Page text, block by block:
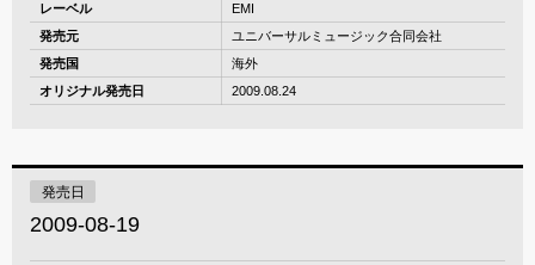
レーベル
EMI
発売元
ユニバーサルミュージック合同会社
発売国
海外
オリジナル発売日
2009.08.24
発売日
2009-08-19